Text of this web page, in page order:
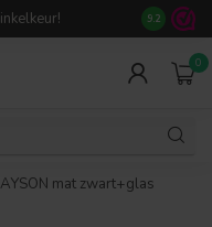
Meer dan
9.2
0
mat zwart+glas